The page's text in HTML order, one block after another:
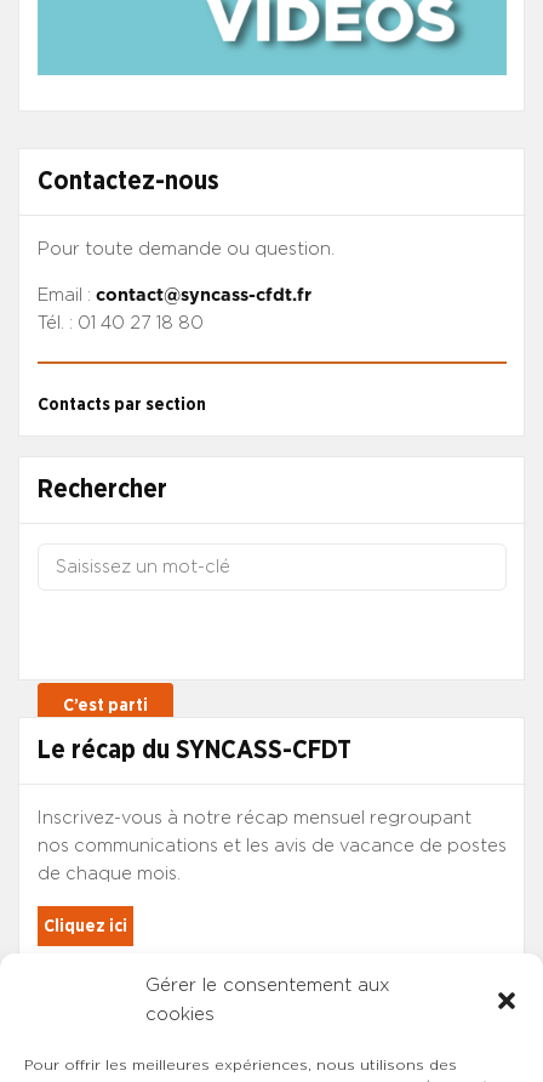
Gérer le consentement aux
cookies
Pour offrir les meilleures expériences, nous utilisons des
Contactez-nous
Pour toute demande ou question.
Email : contact@syncass-cfdt.fr
Tél. : 01 40 27 18 80
Contacts par section
Rechercher
Le récap du SYNCASS-CFDT
Inscrivez-vous à notre récap mensuel regroupant
nos communications et les avis de vacance de postes
de chaque mois.
Cliquez ici
Les adhérents du SYNCASS-CFDT
sont automatiquement inscrits.